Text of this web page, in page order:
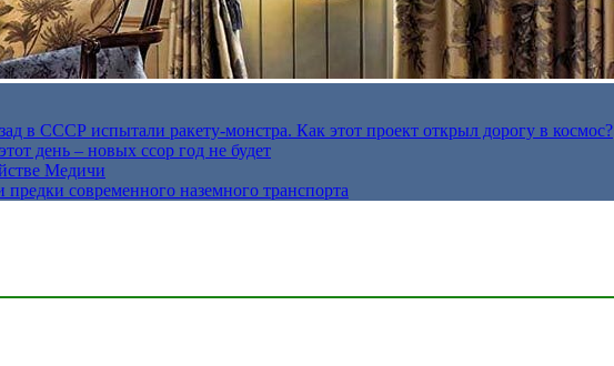
в СССР испытали ракету-монстра. Как этот проект открыл дорогу в космос?
день – новых ссор год не будет
Медичи
современного наземного транспорта